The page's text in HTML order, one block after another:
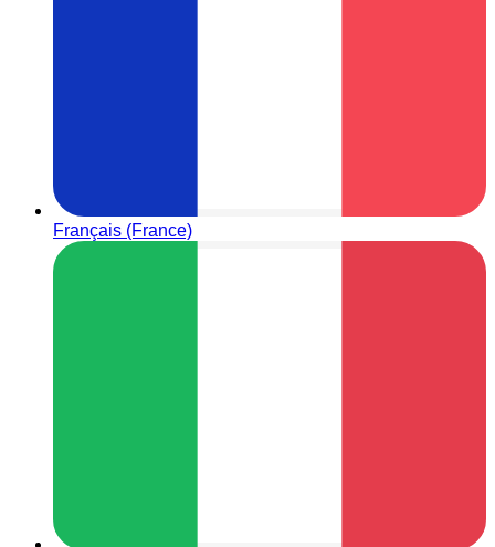
Français (France)